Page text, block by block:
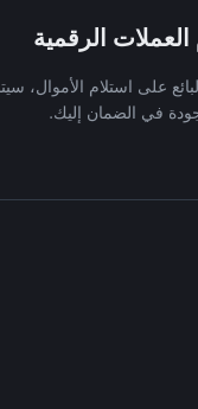
على استلام الأموال،
في الضمان إليك.